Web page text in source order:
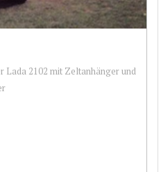
Lada 2102 mit Zeltanhänger und